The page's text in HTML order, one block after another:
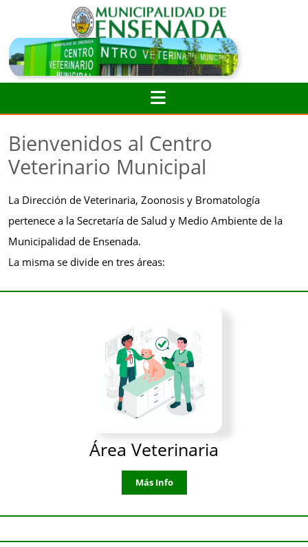
content
Bienvenidos al Centro
Veterinario Municipal
La Dirección de Veterinaria, Zoonosis y Bromatología
pertenece a la Secretaría de Salud y Medio Ambiente de la
Municipalidad de Ensenada.
La misma se divide en tres áreas:
Área Veterinaria
Más Info